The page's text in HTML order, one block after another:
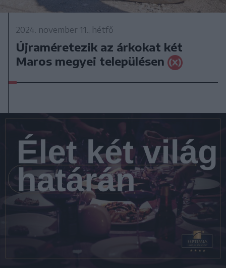
2024. november 11., hétfő
Újraméretezik az árkokat két
Maros megyei településen